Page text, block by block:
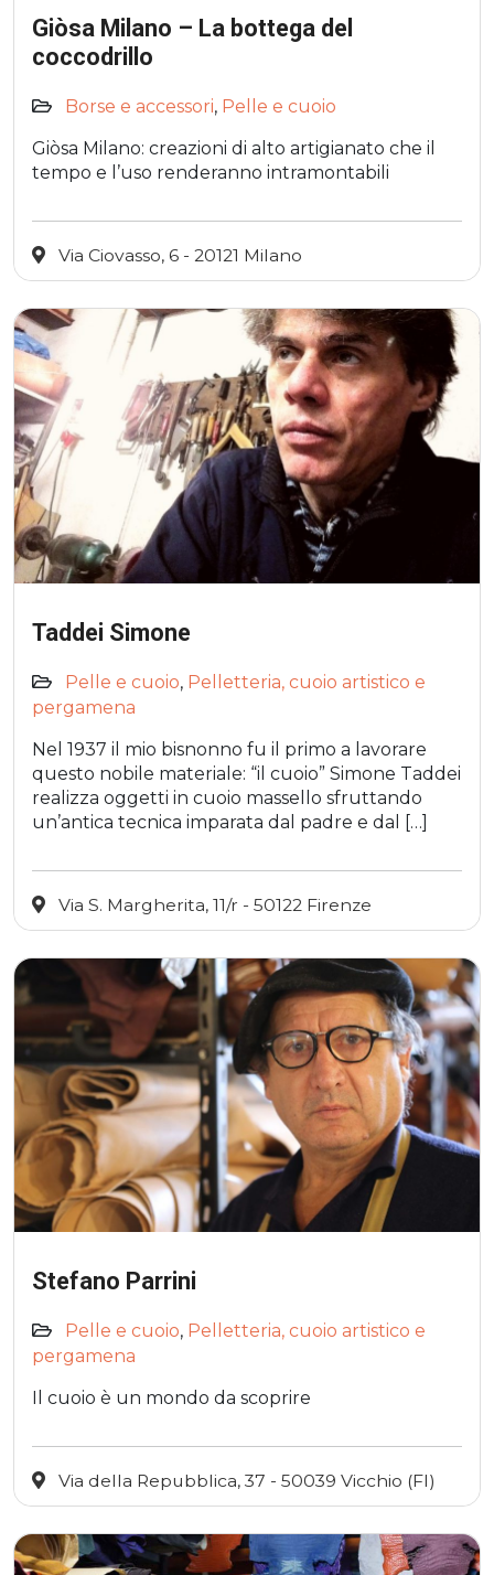
Giòsa Milano – La bottega del
coccodrillo
Borse e accessori, Pelle e cuoio
Giòsa Milano: creazioni di alto artigianato che il
tempo e l’uso renderanno intramontabili
Via Ciovasso, 6 - 20121 Milano
Taddei Simone
Pelle e cuoio, Pelletteria, cuoio artistico e
pergamena
Nel 1937 il mio bisnonno fu il primo a lavorare
questo nobile materiale: “il cuoio” Simone Taddei
realizza oggetti in cuoio massello sfruttando
un’antica tecnica imparata dal padre e dal […]
Via S. Margherita, 11/r - 50122 Firenze
Stefano Parrini
Pelle e cuoio, Pelletteria, cuoio artistico e
pergamena
Il cuoio è un mondo da scoprire
Via della Repubblica, 37 - 50039 Vicchio (FI)